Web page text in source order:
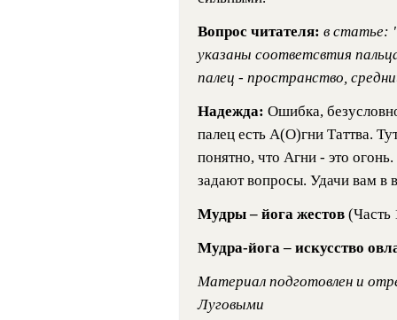
Вопрос читателя: в статье:
указаны соответсвтия
палец - пространство,
Надежда: Ошибка,
палец есть А(О)гни Таттва.
понятно, что Агни - это
задают вопросы. Удачи вам в
Мудры – йога жестов (Часть
Мудра-йога – искусство
Материал подготовлен и
Луговыми